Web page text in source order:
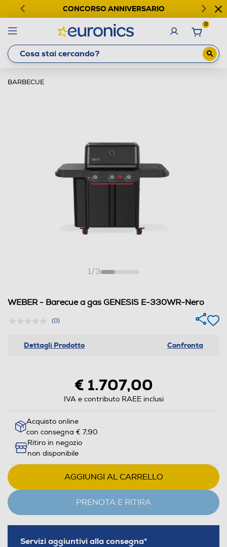
CONCORSO ANNIVERSARIO
0
BARBECUE
1/3
WEBER - Barecue a gas GENESIS E-330WR-Nero
(0)
Dettagli Prodotto Confronta
€ 1.707,00
IVA e contributo RAEE inclusi
Acquisto online
con consegna € 7,90
Ritiro in negozio
non disponibile
AGGIUNGI AL CARRELLO
PRENOTA E RITIRA
Servizi aggiuntivi alla consegna*